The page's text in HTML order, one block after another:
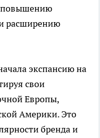
повышению
расширению
экспансию на
свои
Европы,
Америки. Это
бренда и